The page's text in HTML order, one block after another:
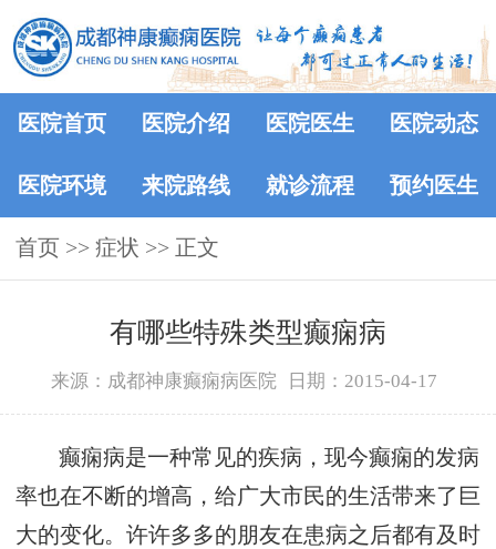
医院首页 医院介绍 医院医生 医院动态
医院环境 来院路线 就诊流程 预约医生
首页 >> 症状 >> 正文
有哪些特殊类型癫痫病
来源：成都神康癫痫病医院 日期：2015-04-17
癫痫病是一种常见的疾病，现今癫痫的发病
率也在不断的增高，给广大市民的生活带来了巨
大的变化。许许多多的朋友在患病之后都有及时